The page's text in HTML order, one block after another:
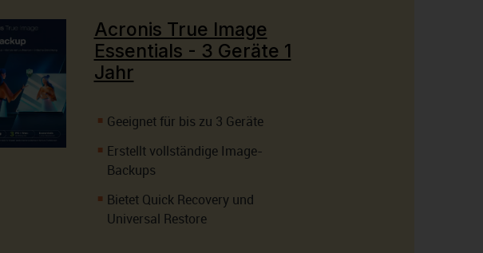
Acronis True Image
Essentials - 3 Geräte 1
Jahr
Geeignet für bis zu 3 Geräte
Erstellt vollständige Image-
Backups
Bietet Quick Recovery und
Universal Restore